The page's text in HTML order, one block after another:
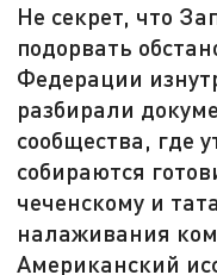
Не секрет, что
подорвать
Федерации
разбирали
сообщества, где
собираются
чеченскому и
налаживания
Американский